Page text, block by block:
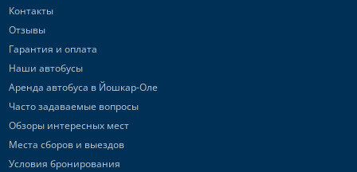
Контакты
Отзывы
Гарантия и оплата
Наши автобусы
Аренда автобуса в Йошкар-Оле
Часто задаваемые вопросы
Обзоры интересных мест
Места сборов и выездов
Условия бронирования